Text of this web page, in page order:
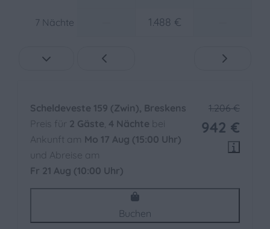
7 Nächte 1.488 €
1.206 €
942 €
Scheldeveste 159 (Zwin), Breskens
Preis für 2 Gäste, 4 Nächte bei
Ankunft am Mo 17 Aug (15:00 Uhr)
und Abreise am
Fr 21 Aug (10:00 Uhr)
Buchen